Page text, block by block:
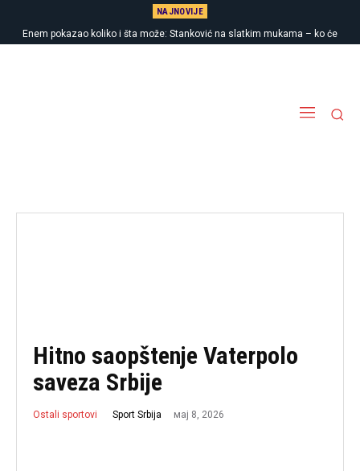
NAJNOVIJE
Enem pokazao koliko i šta može: Stanković na slatkim mukama – ko će
napasti Hapoel?
Hitno saopštenje Vaterpolo
saveza Srbije
Ostali sportovi Sport Srbija мај 8, 2026